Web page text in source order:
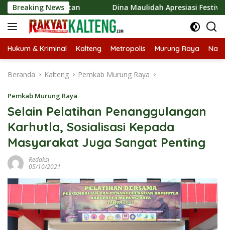
Langsung
ke
konten
Breaking NewsDina Maulidah Apresiasi Festival Jajanan
Hukum & Kriminal Kalteng Metropolis Murung Raya
Beranda Kalteng Pemkab Murung Raya
Pemkab Murung Raya
Selain Pelatihan Penanggulangan
Karhutla, Sosialisasi Kepada
Masyarakat Juga Sangat Penting
Redaksi
05/10/2021